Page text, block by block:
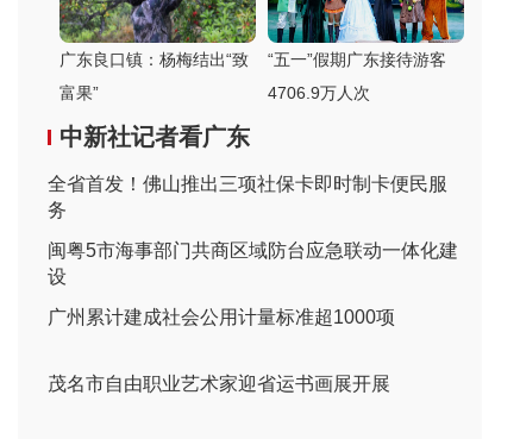
广东良口镇：杨梅结出“致
富果”
“五一”假期广东接待游客
4706.9万人次
中新社记者看广东
全省首发！佛山推出三项社保卡即时制卡便民服
务
闽粤5市海事部门共商区域防台应急联动一体化建
设
广州累计建成社会公用计量标准超1000项
茂名市自由职业艺术家迎省运书画展开展